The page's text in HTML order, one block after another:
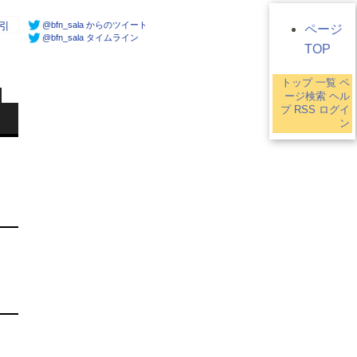
@bfn_sala からのツイート
@bfn_sala タイムライン
ページ
TOP
トップ 一覧 ペ
ージ検索 ヘル
プ RSS ログイ
ン